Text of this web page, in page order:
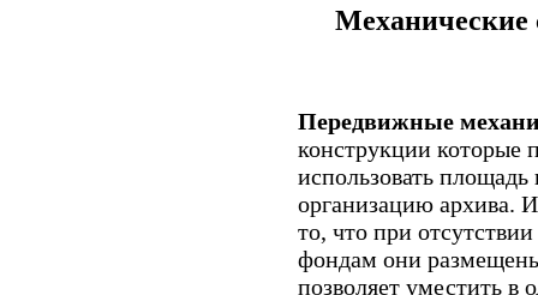
Механические
Передвижные
конструкции которые
использовать
организацию архива.
то, что при
фондам они
позволяет уместить в